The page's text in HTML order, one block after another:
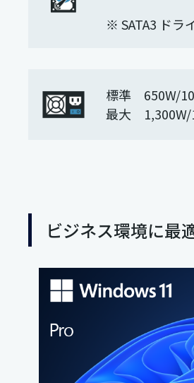
※ SATA3 ドラ
標準 650W/
最大 1,300W/
ビジネス環境に最